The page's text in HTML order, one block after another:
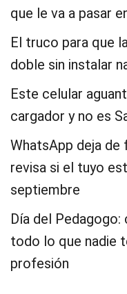
que le va a pasar
El truco para que
doble sin instalar
Este celular
cargador y no es
WhatsApp deja de
revisa si el tuyo
septiembre
Día del
todo lo que nadie
profesión